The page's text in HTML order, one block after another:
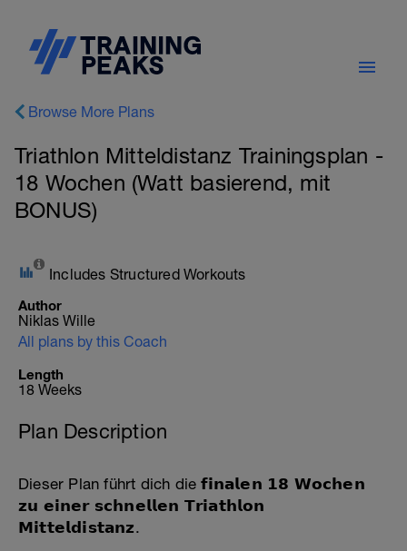
Browse More Plans
Triathlon Mitteldistanz Trainingsplan -
18 Wochen (Watt basierend, mit
BONUS)
Includes Structured Workouts
Author
Niklas Wille
All plans by this Coach
Length
18 Weeks
Plan Description
Dieser Plan führt dich die 𝗳𝗶𝗻𝗮𝗹𝗲𝗻 𝟭𝟴 𝗪𝗼𝗰𝗵𝗲𝗻
𝘇𝘂 𝗲𝗶𝗻𝗲𝗿 𝘀𝗰𝗵𝗻𝗲𝗹𝗹𝗲𝗻 𝗧𝗿𝗶𝗮𝘁𝗵𝗹𝗼𝗻
𝗠𝗶𝘁𝘁𝗲𝗹𝗱𝗶𝘀𝘁𝗮𝗻𝘇.